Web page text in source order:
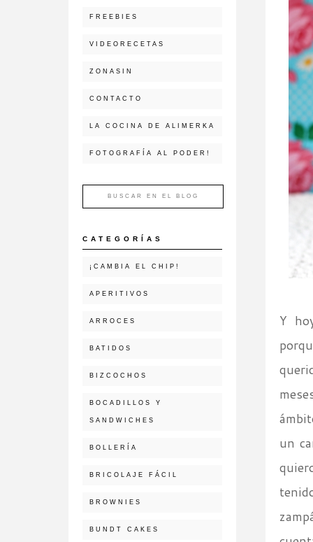
Y
un
FREEBIES
VIDEORECETAS
ZONASIN
CONTACTO
LA COCINA DE ALIMERKA
FOTOGRAFÍA AL PODER!
CATEGORÍAS
¡CAMBIA EL CHIP!
APERITIVOS
ARROCES
BATIDOS
BIZCOCHOS
BOCADILLOS Y
SANDWICHES
BOLLERÍA
BRICOLAJE FÁCIL
BROWNIES
BUNDT CAKES